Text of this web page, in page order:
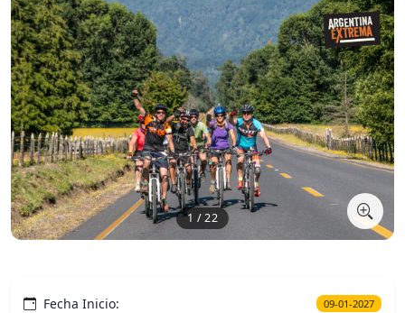
1 / 22
Fecha Inicio: 09-01-2027